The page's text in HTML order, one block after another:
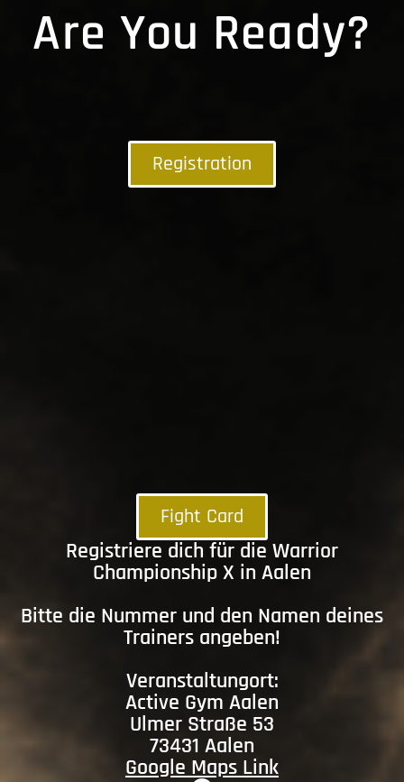
Are You Ready?
Registration
Fight Card
Registriere dich für die Warrior
Championship X in Aalen
Bitte die Nummer und den Namen deines
Trainers angeben!
Veranstaltungort:
Active Gym Aalen
Ulmer Straße 53
73431 Aalen
Google Maps Link